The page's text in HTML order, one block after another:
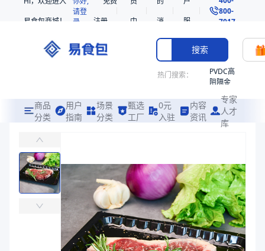
易食包商城！
请登
录
注册
中
消
息
服
务
800-
7017
搜索
热门搜索：
PVDC高
阻隔金
共挤热
收缩袋
共挤热
收缩袋
221360
烤箱袋
221330
SE53
商品
分类
用户
指南
场景
分类
甄选
工厂
0元
入驻
内容
资讯
专家
人才
库
易食包（EPAK）专注于冷冻贴体膜包装，提供详尽的规格参数、实物
价格：￥0
商品参数
商品分类
贴体膜
PE、EVA
100
475